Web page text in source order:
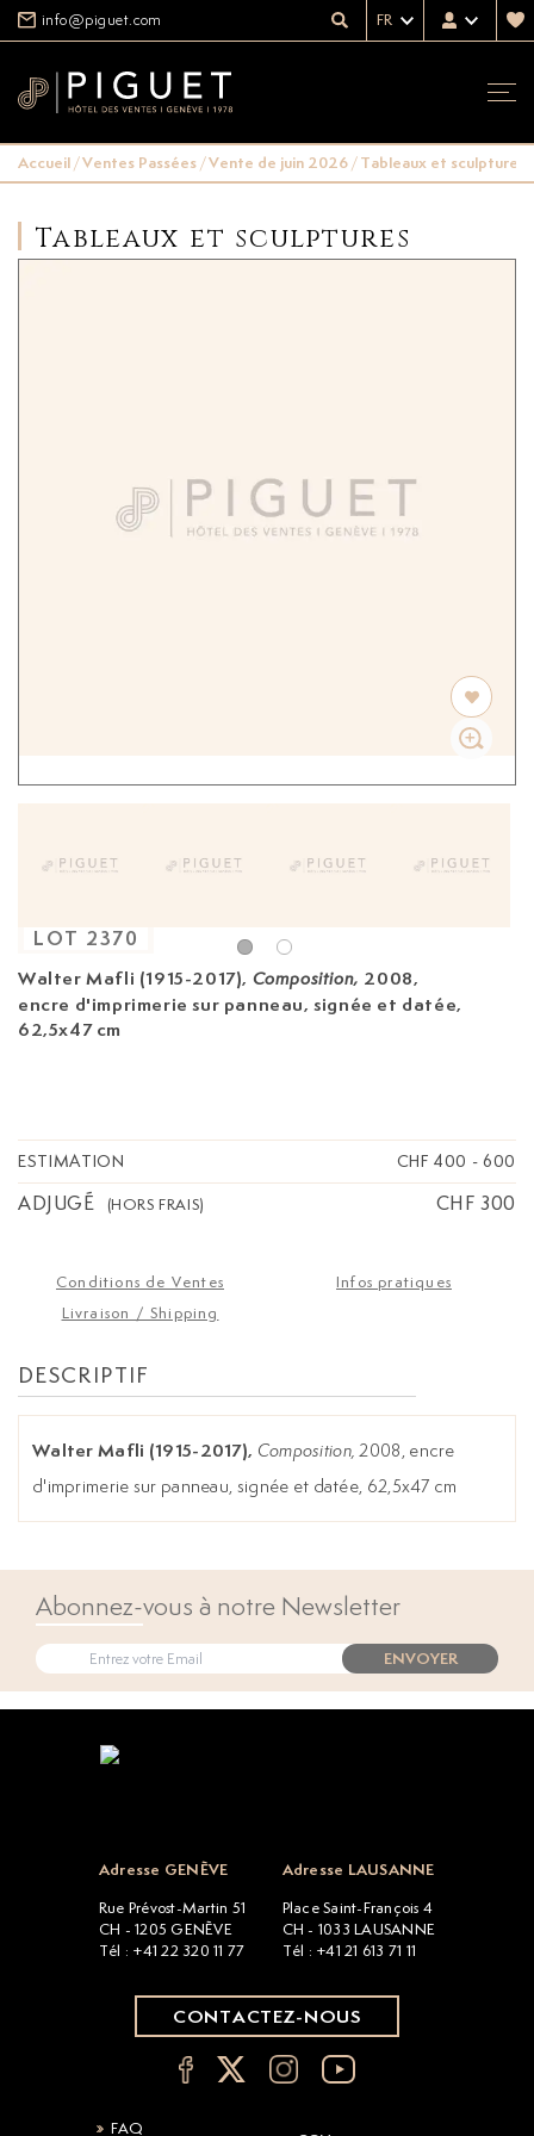
info@piguet.com FR
Accueil/Ventes Passées/Vente de juin 2026/Tableaux et sculptures
Tableaux et sculptures
Walter Mafli (1915-2017), Composition, 2008,
encre d'imprimerie sur panneau, signée et datée,
62,5x47 cm
LOT 2370
ESTIMATION CHF 400 - 600
ADJUGÉ (HORS FRAIS) CHF 300
Conditions de Ventes
Infos pratiques
Livraison / Shipping
DESCRIPTIF
Walter Mafli (1915-2017), Composition, 2008, encre
d'imprimerie sur panneau, signée et datée, 62,5x47 cm
Abonnez-vous à notre Newsletter
ENVOYER
Adresse GENÈVE
Rue Prévost-Martin 51
CH - 1205 GENÈVE
Tél : +41 22 320 11 77
Adresse LAUSANNE
Place Saint-François 4
CH - 1033 LAUSANNE
Tél : +41 21 613 71 11
CONTACTEZ-NOUS
FAQ